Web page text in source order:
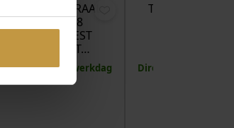
TROLLBEADS KRAAL
TGLBE-30198
BLOEMENGEEST
(SPECIAL EDIT…
leverbaar, 1 werkdag
TROLLBEADS
Direct leverbaar, 1